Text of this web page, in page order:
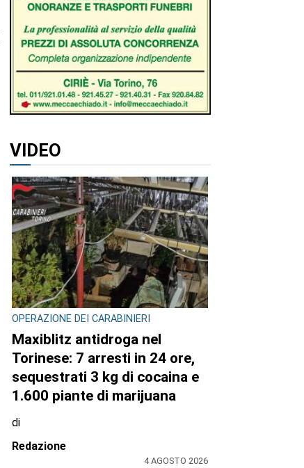
VIDEO
OPERAZIONE DEI CARABINIERI
Maxiblitz antidroga nel
Torinese: 7 arresti in 24 ore,
sequestrati 3 kg di cocaina e
1.600 piante di marijuana
di
Redazione
4 AGOSTO 2026